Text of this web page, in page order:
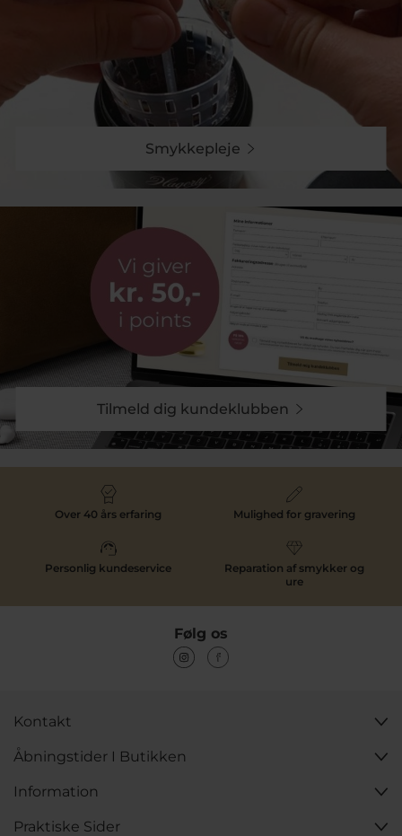
Smykkepleje
Tilmeld dig kundeklubben
Over 40 års erfaring Mulighed for gravering
Personlig kundeservice
Reparation af smykker og
ure
Følg os
Kontakt
Åbningstider I Butikken
Information
Praktiske Sider